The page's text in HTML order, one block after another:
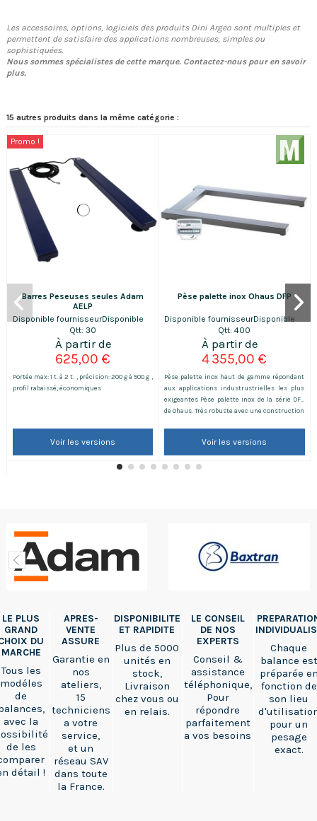
Les accessoires, options, logiciels des produits Dini Argeo sont multiples et
permettent de satisfaire des applications nombreuses, simples ou
sophistiquées.
Nous sommes spécialistes de cette marque. Contactez-nous pour en savoir
plus.
15 autres produits dans la même catégorie :
Promo !
Barres Peseuses seules Adam
AELP
Disponible fournisseurDisponible
Qtt: 30
625,00 €
Portée max: 1 t. à 2 t. , précision: 200 g à 500 g ,
profil rabaissé, économiques
Voir les versions
Pèse palette inox Ohaus DFP
Disponible fournisseurDisponible
Qtt: 400
4 355,00 €
Pèse palette inox haut de gamme répondant
aux applications industrustrielles les plus
exigeantes Pèse palette inox de la série DFP
de Ohaus. Très robuste avec une construction
Portée 600kg précision 200g, homologué
Portée 1500kg précision 200g Portée 1500kg
précision...
Voir les versions
LE PLUS
GRAND
DU
MARCHE
Tous les
modéles
de
avec la
de les
détail !
APRES-
VENTE
ASSURE
Garantie en
nos
ateliers,
15
techniciens
a votre
service,
et un
réseau SAV
dans toute
la France.
DISPONIBILITE
ET RAPIDITE
Plus de 5000
unités en
stock,
Livraison
chez vous ou
en relais.
LE CONSEIL
DE NOS
EXPERTS
Conseil &
assistance
téléphonique,
Pour
répondre
parfaitement
a vos besoins
Chaque
balance est
préparée
fonction de
son lieu
pour un
pesage
exact.